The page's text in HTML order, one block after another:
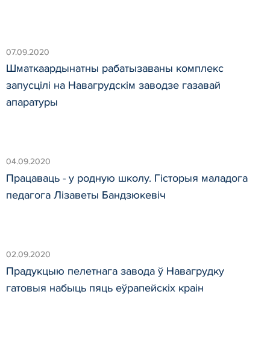
07.09.2020
Шматкаардынатны рабатызаваны комплекс
запусцілі на Навагрудскім заводзе газавай
апаратуры
04.09.2020
Працаваць - у родную школу. Гісторыя маладога
педагога Лізаветы Бандзюкевіч
02.09.2020
Прадукцыю пелетнага завода ў Навагрудку
гатовыя набыць пяць еўрапейскіх краін